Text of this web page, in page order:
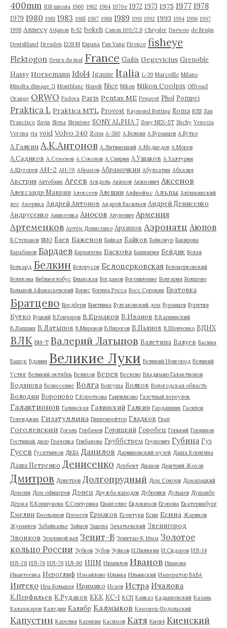
400mm 838 школа 1960 1962 1964 1970е 1972 1973 1975 1977 1978
1979 1980 1981 1983 1985 1987 1988 1989 1991 1992 1993 1994 1996 1997
1998 Annecy Avignon B-52 bokeh Canon 100/2.8 Chrysler Daewoo de Bruijn
Deutshland Dresden EOS M Espana Fan Yang Firenze fisheye
Flektogon fleurs du mal France Gailis Gegevicius Grenoble
Hassy Horsemann Idol4 Igaune Italia L-39 Marceille Milano
Minolta dimage 7i Montblanc Napoli Nice Nikon Nikon Coolpix Offroad
Orange ORWO Padova Paris Pentax ME Peugeot Phol Pompei
Praktica L Praktica MTL Provost Raymond Rutting Roma RSS San
Francisco Savin Siena Sirmione SONY ALPHA 7 Sony NEX-5T Suchy Venezia
Verona via void Volvo 340 Zeiss А-380 А.Белкин А.Буранцев А.Бутко
А.Галкин А.К.Антонов А.Литинецкий А.Медведев А.Морев
А.Садиков А.Семенов А.Соколов А.Спирин А.Ушаков А.Халтурин
А.Щугорев АН-2 АН-70 Абрамов Абрамочкин Абулхатин Абхазия
Австрия Автобанк Агеев Агидель Акимов Акимович Аксенов
Александр Маврин Алексеев Алешин Алфреймс Альпы Алёшкинский
лес Америка Андрей Антонов Андрей Васильев Андрей Денисенко
Андрусенко Аникеевка Аносов Апуневич Армения
Артеменков Артём Денисенко Архипов Аэронатц Аюпов
Б.Степанов БМО Баев Баженов Байкал Байков Байконур Бакирова
Барабанов Бардаев Бармичева Баскова Башкирия Бейдик Белая
Белкард Белкин Белорусов Белоцерковская Белоцерковский
Белякова Библиоглобус Блынская Богданов Богоявление Болгария Болшево
Большой Афанасьевский Борис Боряна Росса Босс Сорокин Братовка
Братцево Бредбери Бритвина Булгаковский дом Буранцев Бурятия
Бутко Буцкий В.Гончаров В.Ермаков В.Иванов В.Карпинский
В.Лапшин В.Латыпов В.Миронов В.Пирогов В.Пьянов В.Шевченко ВДНХ
ВЛК ВМ-Т Валерий Латыпов Валетина Валуев Васина
Ващук Вдовин Великие Луки Великий Новгород Великий
Устюг Великий октябрь Велихов Верея Веслево Владимир Галактионов
Водянова Вознесение Волга Волгуша Волков Вологодская область
Володин Вороново Г.Короткова Гаврилково Газетный переулок
Галактионов Галинская Галинский Галкин Гардашник Гасилов
Геленджик Гизатуллина Гиппенрейтер Гладков Гнап
Гоголевский Гоголь Горбачев Горицкий Горобец Горький Горяинов
Гостиный двор Грачевка Грибанова Груббстрем Грушевич Губина Гуз
Гусев Гусятников ДКБА Данилов Дарвиновский музей Даша Корягина
Даша Петренко Денисенко Дербент Дианов Дмитрий Жохов
Дмитров Доветров Долгопрудный Дом Союзов Домарацкий
Домени Дом офицеров Донец Дружба народов Дубровки Дульцев Душанбе
Дёржа Е.Коршунова Е.Сенчурина Евангелие Евдокимов Егорова Екатеринбург
Емелин Емельянов Еремеев Ермаков Есентуки Есин Есина Жариков
Журавлев Забайкалье Зайцев Зацепа Зачатьевский Звенигород
Звонков Земляной вал Зенит-В Зенитар-К 16мм Золотое
кольцо России Зубков Зубов Зуйков И.Пилюгин И.Сидоров ИЛ-14
ИЛ-28 ИЛ-76 ИЛ-78 ИЛ-80 ИПМ Иванилов Иванов Иванова
Ивантеевка Иероглиф Измайлово Ильина Ильинский Император ВАВА
Интеко Ира Большая Иримико Исаев Истра Ичалова
К.Перфильев К.Рудаков ККК КС-1 КСП Кавказ Кадышевский Казань
Каламкаров Каледин Калибр Калмыков Каменец-Подольский
Капустин Карелия Карякин Касимов Катя Киев4 Киенский